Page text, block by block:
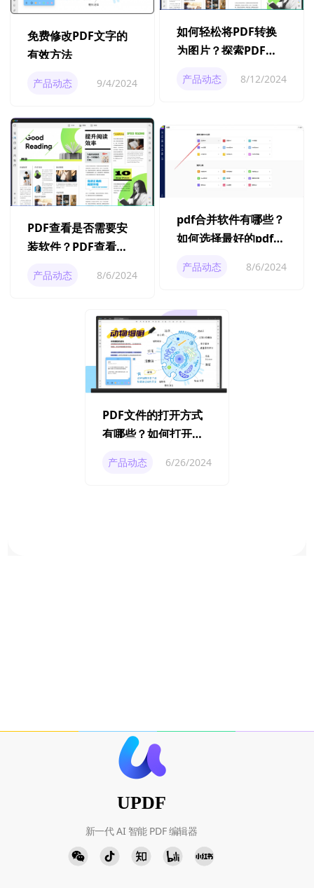
免费修改PDF文字的
有效方法
产品动态 9/4/2024
如何轻松将PDF转换
为图片？探索PDF转
产品动态 8/12/2024
PDF查看是否需要安
装软件？PDF查看是
产品动态 8/6/2024
pdf合并软件有哪些？
如何选择最好的pdf合
产品动态 8/6/2024
PDF文件的打开方式
有哪些？如何打开
产品动态 6/26/2024
UPDF
新一代 AI 智能 PDF 编辑器